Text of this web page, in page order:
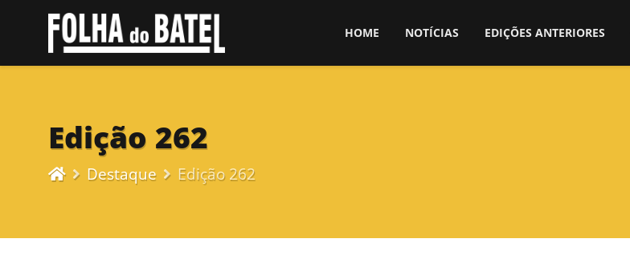
HOME NOTÍCIAS EDIÇÕES ANTERIORES
Edição 262
Destaque Edição 262